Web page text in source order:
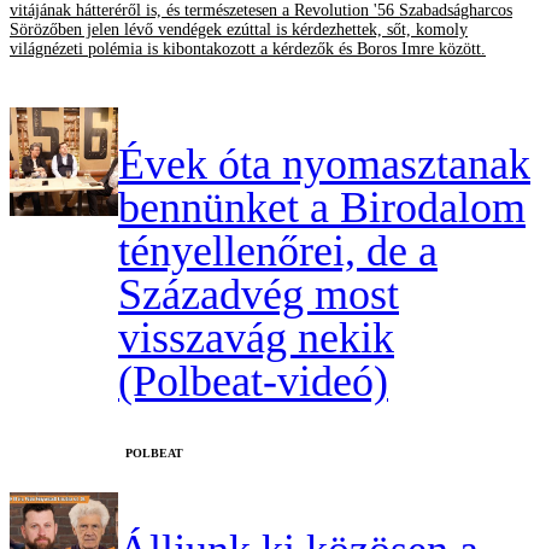
vitájának hátteréről is, és természetesen a Revolution '56 Szabadságharcos
Sörözőben jelen lévő vendégek ezúttal is kérdezhettek, sőt, komoly
világnézeti polémia is kibontakozott a kérdezők és Boros Imre között.
Évek óta nyomasztanak
bennünket a Birodalom
tényellenőrei, de a
Századvég most
visszavág nekik
(Polbeat-videó)
‎POLBEAT